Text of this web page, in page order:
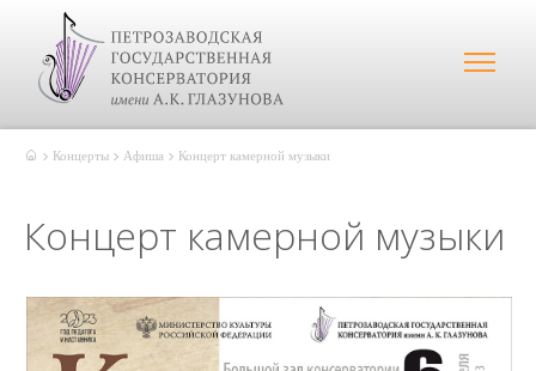
Концерты Афиша Концерт камерной музыки
Концерт камерной музыки